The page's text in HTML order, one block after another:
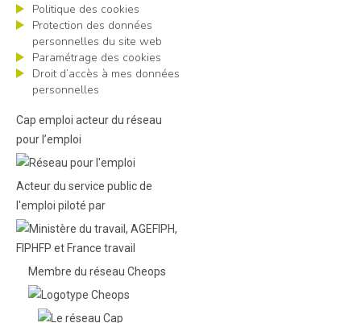
Politique des cookies
Protection des données
personnelles du site web
Paramétrage des cookies
Droit d’accès à mes données
personnelles
Cap emploi acteur du réseau
pour l’emploi
Acteur du service public de
l'emploi piloté par
Membre du réseau Cheops